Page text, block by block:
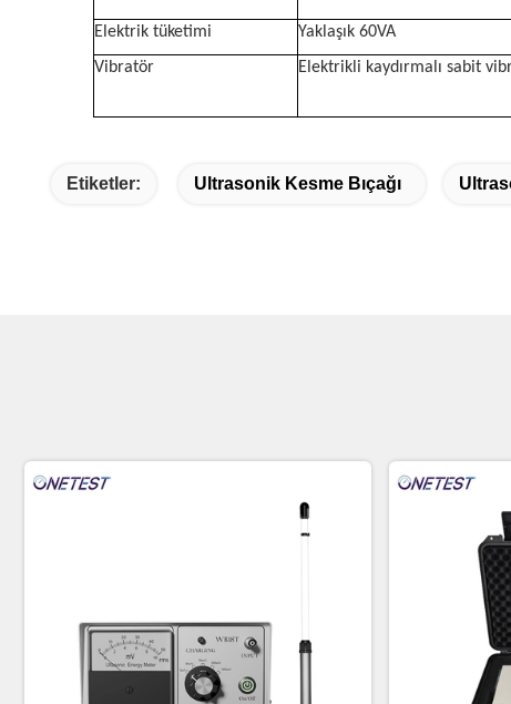
Elektrik tüketimi Yaklaşık 60VA
Vibratör
Elektrikli kaydırmalı sabit
Etiketler: Ultrasonik Kesme Bıçağı